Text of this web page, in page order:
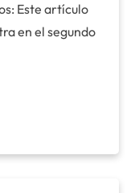
Este artículo
en el segundo